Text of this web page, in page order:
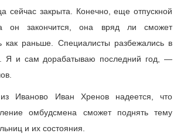
сейчас закрыта. Конечно, еще отпускной
он закончится, она вряд ли сможет
как раньше. Специалисты разбежались в
Я и сам дорабатываю последний год, —
из Иваново Иван Хренов надеется, что
омбудсмена сможет поднять тему
и их состояния.